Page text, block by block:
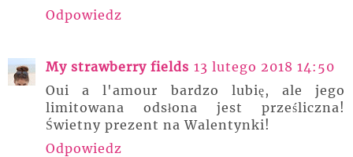
Odpowiedz
My strawberry fields 13 lutego 2018 14:50
Oui a l'amour bardzo lubię, ale jego
limitowana odsłona jest prześliczna!
Świetny prezent na Walentynki!
Odpowiedz